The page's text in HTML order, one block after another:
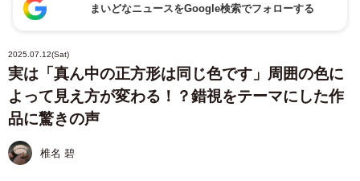
まいどなニュースをGoogle検索でフォローする
2025.07.12(Sat)
実は「真ん中の正方形は同じ色です」周囲の色に
よって見え方が変わる！？錯視をテーマにした作
品に驚きの声
椎名 碧